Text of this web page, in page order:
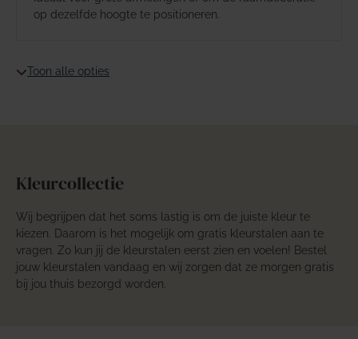
op dezelfde hoogte te positioneren.
Toon alle opties
Kleurcollectie
Wij begrijpen dat het soms lastig is om de juiste kleur te
kiezen. Daarom is het mogelijk om gratis kleurstalen aan te
vragen. Zo kun jij de kleurstalen eerst zien en voelen! Bestel
jouw kleurstalen vandaag en wij zorgen dat ze morgen gratis
bij jou thuis bezorgd worden.